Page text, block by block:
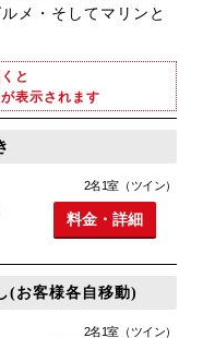
メ・そしてマリンと
と
表示されます
2名1室（ツイン）
料金・詳細
(お客様各自移動)
2名1室（ツイン）